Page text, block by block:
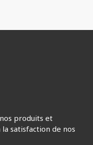
produits et
satisfaction de nos